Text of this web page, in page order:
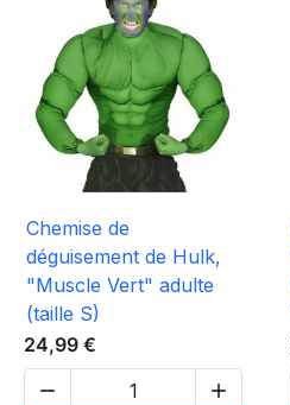
Chemise de
déguisement de Hulk,
"Muscle Vert" adulte
(taille S)
24,99 €

